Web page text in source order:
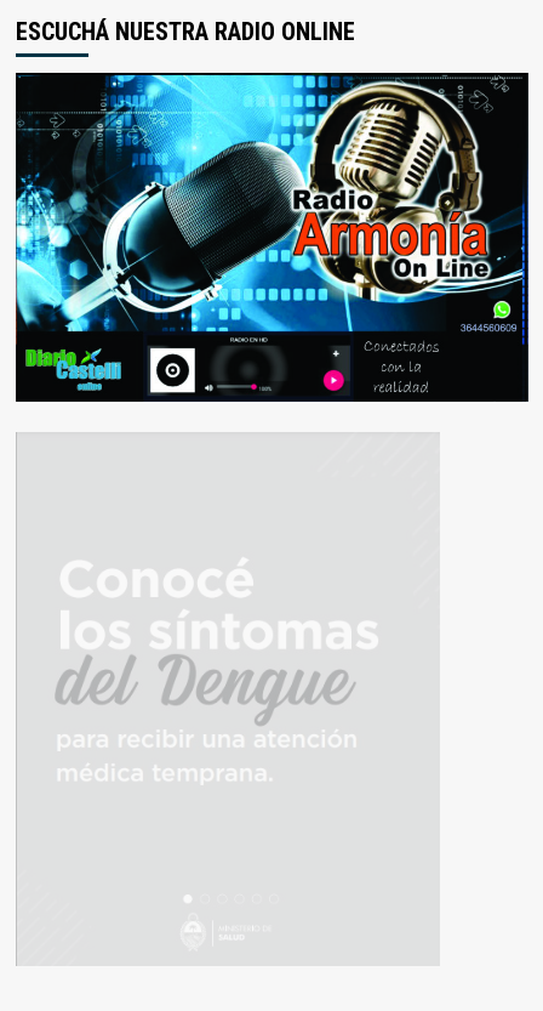
ESCUCHÁ NUESTRA RADIO ONLINE